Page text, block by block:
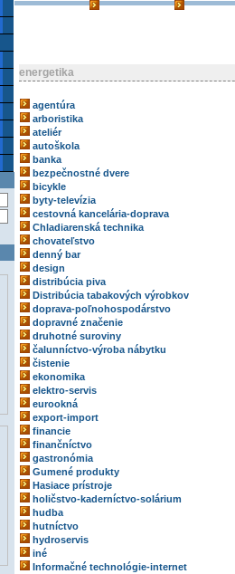
energetika
agentúra
arboristika
ateliér
autoškola
banka
bezpečnostné dvere
bicykle
byty-televízia
cestovná kancelária-doprava
Chladiarenská technika
chovateľstvo
denný bar
design
distribúcia piva
Distribúcia tabakových výrobkov
doprava-poľnohospodárstvo
dopravné značenie
druhotné suroviny
čalunníctvo-výroba nábytku
čistenie
ekonomika
elektro-servis
eurookná
export-import
financie
finančníctvo
gastronómia
Gumené produkty
Hasiace prístroje
holičstvo-kaderníctvo-solárium
hudba
hutníctvo
hydroservis
iné
Informačné technológie-internet